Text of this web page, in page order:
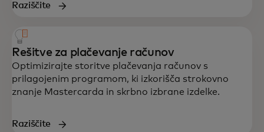
Raziščite
Rešitve za plačevanje računov
Optimizirajte storitve plačevanja računov s
prilagojenim programom, ki izkorišča strokovno
znanje Mastercarda in skrbno izbrane izdelke.
Raziščite